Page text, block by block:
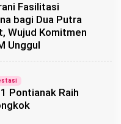
Fasilitasi
bagi Dua Putra
Wujud Komitmen
Unggul
Pontianak Raih